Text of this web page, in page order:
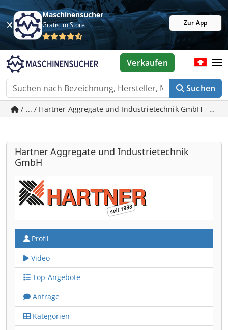
Maschinensucher
Gratis im Store Zur App
Suchen
Verkaufen
/ ... / Hartner Aggregate und Industrietechnik GmbH -
Hartner Aggregate und Industrietechnik
GmbH
Profil
Video
Top-Angebote
Anfrage
Kategorien